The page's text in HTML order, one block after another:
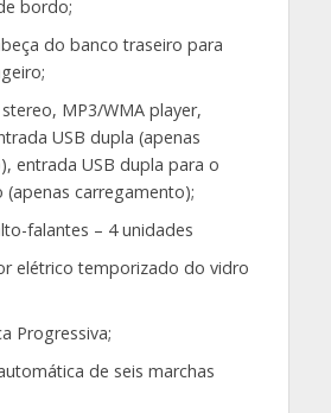
bordo;
do banco traseiro para
MP3/WMA player,
USB dupla (apenas
entrada USB dupla para o
(apenas carregamento);
falantes – 4 unidades
elétrico temporizado do vidro
Progressiva;
de seis marchas